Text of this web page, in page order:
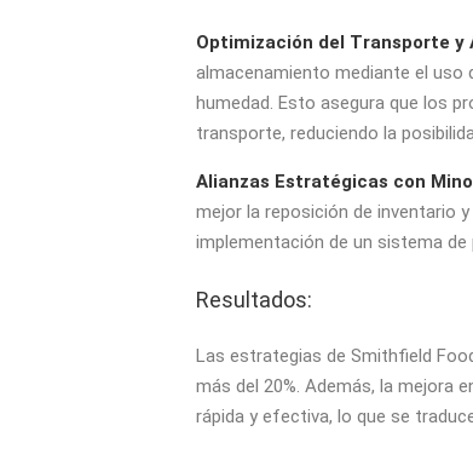
Optimización del Transporte y
almacenamiento mediante el uso
humedad. Esto asegura que los
transporte, reduciendo la
Alianzas Estratégicas con
mejor la reposición de inventario
implementación de un sistema
Resultados:
Las estrategias de Smithfield
más del 20%. Además, la mejora
rápida y efectiva, lo que se